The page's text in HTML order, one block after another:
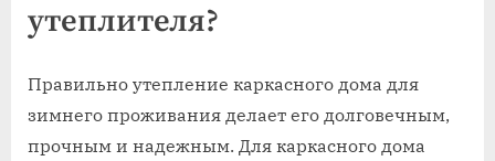
утеплителя?
Правильно утепление каркасного дома для
зимнего проживания делает его долговечным,
прочным и надежным. Для каркасного дома